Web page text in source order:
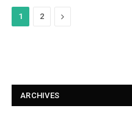
1 2
N
ARCHIVES